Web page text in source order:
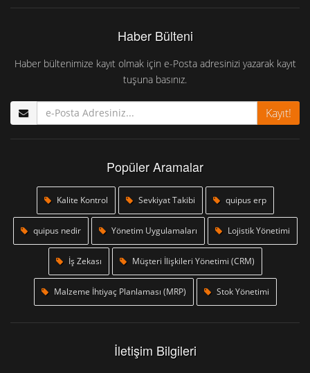
Haber Bülteni
Haber bültenimize kayıt olmak için e-Posta adresinizi yazarak kayıt
tuşuna basınız.
Kayıt!
Popüler Aramalar
Kalite Kontrol Sevkiyat Takibi quipus erp
quipus nedir Yönetim Uygulamaları Lojistik Yönetimi
İş Zekası Müşteri İlişkileri Yönetimi (CRM)
Malzeme İhtiyaç Planlaması (MRP) Stok Yönetimi
İletişim Bilgileri